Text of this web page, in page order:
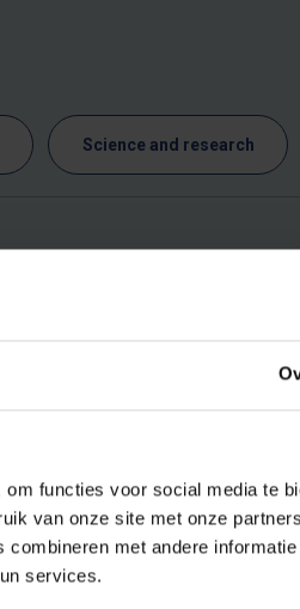
functies voor social media te
van onze site met onze
met andere
services.
Science and research